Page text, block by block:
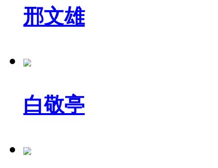
邢文雄
白敬亭